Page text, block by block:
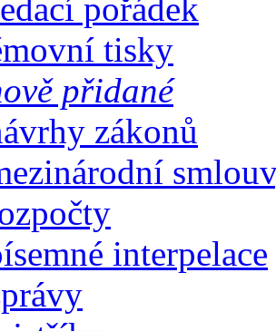
pořádek
tisky
přidané
zákonů
interpelace